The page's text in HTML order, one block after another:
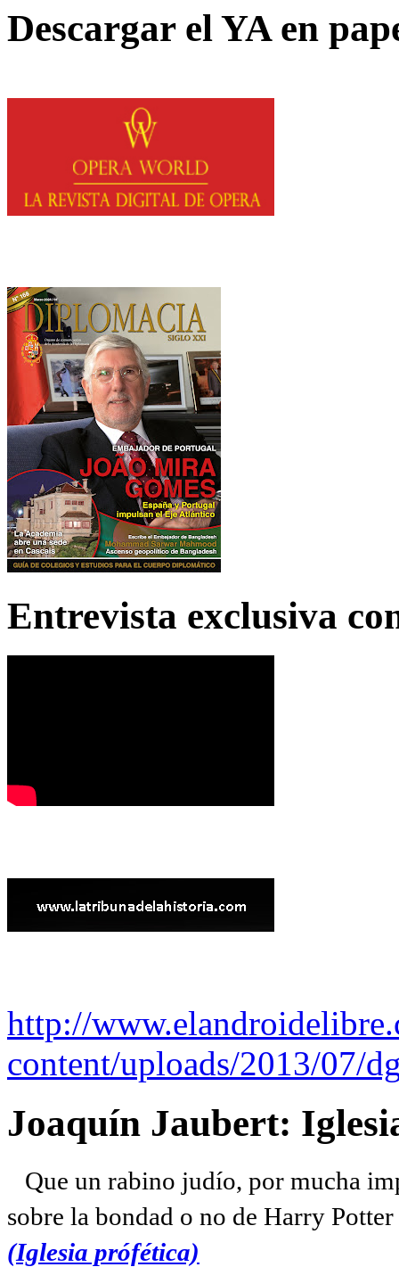
Descargar el YA en
Entrevista exclusiva
http://
content/uploads/2013/07/
Joaquín Jaubert:
Que un rabino judío, por mucha
sobre la bondad o no de Harry
(Iglesia prófética)